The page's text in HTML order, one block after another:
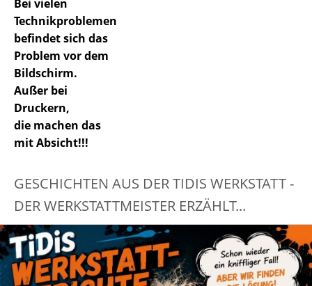
Bei vielen
Technikproblemen
befindet sich das
Problem vor dem
Bildschirm.
Außer bei
Druckern,
die machen das
mit Absicht!!!
GESCHICHTEN AUS DER TIDIS WERKSTATT -
DER WERKSTATTMEISTER ERZÄHLT...